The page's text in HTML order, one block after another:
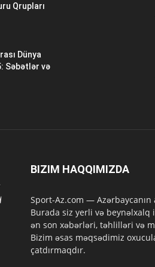
Qrupları
Dünya
Səbətlər və
BIZIM HAQQIMIZDA
Sport-Az.com — Azərbaycanın
Burada siz yerli və beynəlxalq
ən son xəbərləri, təhlilləri və
Bizim əsas məqsədimiz
çatdırmaqdır.